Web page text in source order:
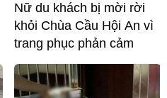
Nữ du khách bị mời rời
khỏi Chùa Cầu Hội An vì
trang phục phản cảm